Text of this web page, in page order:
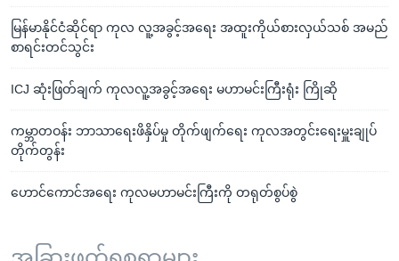
မြန်မာနိုင်ငံဆိုင်ရာ ကုလ လူ့အခွင့်အရေး အထူးကိုယ်စားလှယ်သစ် အမည်
စာရင်းတင်သွင်း
ICJ ဆုံးဖြတ်ချက် ကုလလူ့အခွင့်အရေး မဟာမင်းကြီးရုံး ကြိုဆို
ကမ္ဘာတဝန်း ဘာသာရေးဖိနှိပ်မှု တိုက်ဖျက်ရေး ကုလအတွင်းရေးမှူးချုပ်
တိုက်တွန်း
ဟောင်ကောင်အရေး ကုလမဟာမင်းကြီးကို တရုတ်စွပ်စွဲ